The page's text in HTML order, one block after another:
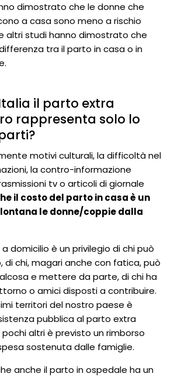
dimostrato che le donne che
a casa sono meno a rischio
altri studi hanno dimostrato che
tra il parto in casa o in
il parto extra
rappresenta solo lo
motivi culturali, la difficoltà nel
la contro-informazione
tv o articoli di giornale
il costo del parto in casa è un
le donne/coppie dalla
domicilio è un privilegio di chi può
chi, magari anche con fatica, può
e mettere da parte, di chi ha
o amici disposti a contribuire.
territori del nostro paese è
pubblica al parto extra
altri è previsto un rimborso
sostenuta dalle famiglie.
anche il parto in ospedale ha un